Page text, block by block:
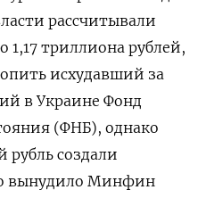
рассчитывали
1,17 триллиона рублей,
исхудавший за
в Украине Фонд
(ФНБ), однако
создали
вынудило Минфин